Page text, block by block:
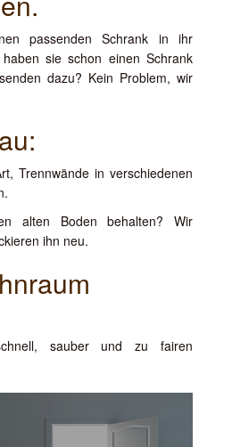
passenden Schrank in ihr
sie schon einen Schrank
dazu? Kein Problem, wir
Trennwände in verschiedenen
alten Boden behalten? Wir
ihn neu.
sauber und zu fairen